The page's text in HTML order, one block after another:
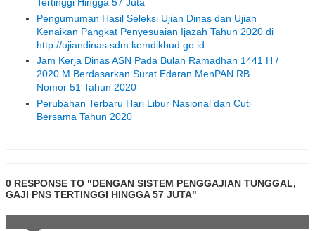
Pengumuman Hasil Seleksi Ujian Dinas dan Ujian
Kenaikan Pangkat Penyesuaian Ijazah Tahun 2020 di
http://ujiandinas.sdm.kemdikbud.go.id
Jam Kerja Dinas ASN Pada Bulan Ramadhan 1441 H /
2020 M Berdasarkan Surat Edaran MenPAN RB
Nomor 51 Tahun 2020
Perubahan Terbaru Hari Libur Nasional dan Cuti
Bersama Tahun 2020
0 RESPONSE TO "DENGAN SISTEM PENGGAJIAN TUNGGAL,
GAJI PNS TERTINGGI HINGGA 57 JUTA"